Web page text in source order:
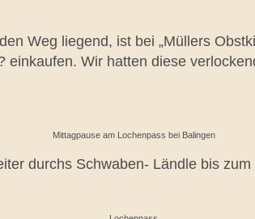
Weg liegend, ist bei „Müllers
Wir hatten diese
Mittagpause am Lochenpass bei Balingen
durchs Schwaben- Ländle bis zum